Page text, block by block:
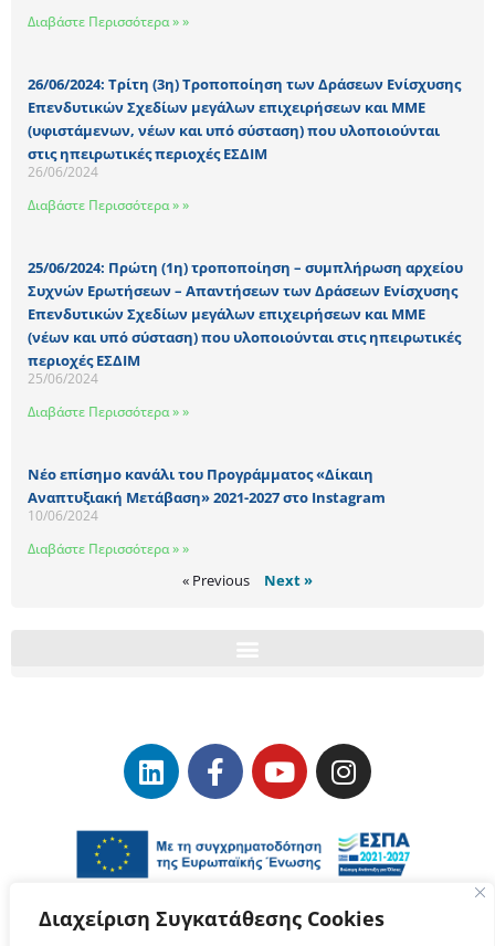
Διαχείριση Συγκατάθεσης Cookies
Διαβάστε Περισσότερα » »
26/06/2024: Τρίτη (3η) Τροποποίηση των Δράσεων Ενίσχυσης
Επενδυτικών Σχεδίων μεγάλων επιχειρήσεων και ΜΜΕ
(υφιστάμενων, νέων και υπό σύσταση) που υλοποιούνται
στις ηπειρωτικές περιοχές ΕΣΔΙΜ
26/06/2024
Διαβάστε Περισσότερα » »
25/06/2024: Πρώτη (1η) τροποποίηση – συμπλήρωση αρχείου
Συχνών Ερωτήσεων – Απαντήσεων των Δράσεων Ενίσχυσης
Επενδυτικών Σχεδίων μεγάλων επιχειρήσεων και ΜΜΕ
(νέων και υπό σύσταση) που υλοποιούνται στις ηπειρωτικές
περιοχές ΕΣΔΙΜ
25/06/2024
Διαβάστε Περισσότερα » »
Νέο επίσημο κανάλι του Προγράμματος «Δίκαιη
Αναπτυξιακή Μετάβαση» 2021-2027 στο Instagram
10/06/2024
Διαβάστε Περισσότερα » »
« Previous Next »